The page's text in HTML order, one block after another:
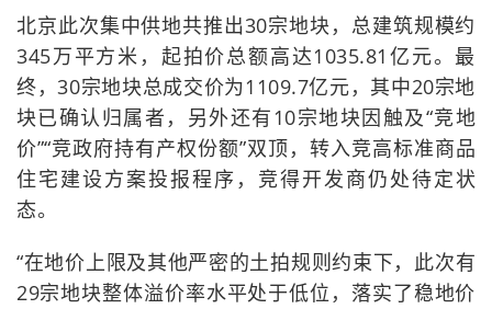
北京此次集中供地共推出30宗地块，总建筑规模约
345万平方米，起拍价总额高达1035.81亿元。最
终，30宗地块总成交价为1109.7亿元，其中20宗地
块已确认归属者，另外还有10宗地块因触及“竞地
价”“竞政府持有产权份额”双顶，转入竞高标准商品
住宅建设方案投报程序，竞得开发商仍处待定状
态。
“在地价上限及其他严密的土拍规则约束下，此次有
29宗地块整体溢价率水平处于低位，落实了稳地价